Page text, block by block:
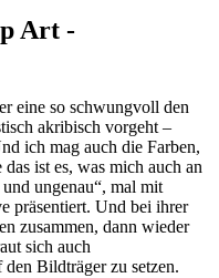
Art -
eine so schwungvoll den
akribisch vorgeht –
ich mag auch die Farben,
ist es, was mich auch an
ungenau“, mal mit
präsentiert. Und bei ihrer
zusammen, dann wieder
sich auch
den Bildträger zu setzen.